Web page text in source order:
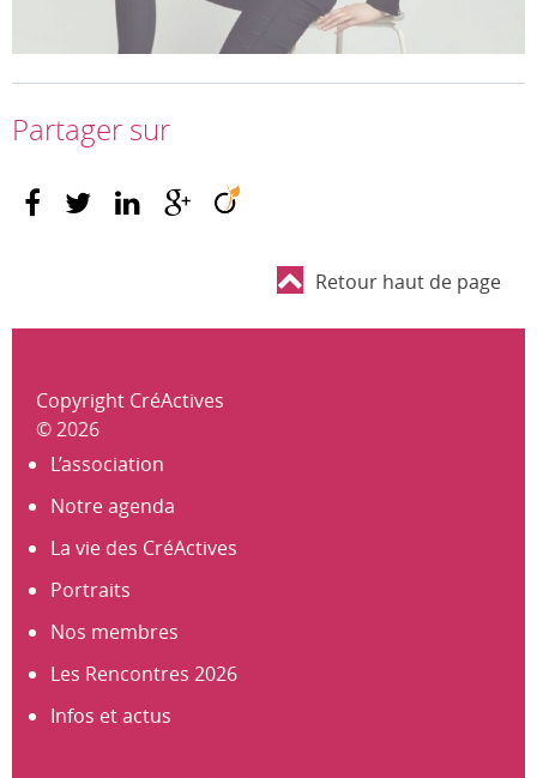
Partager sur
Retour haut de page
Copyright CréActives
© 2026
L’association
Notre agenda
La vie des CréActives
Portraits
Nos membres
Les Rencontres 2026
Infos et actus